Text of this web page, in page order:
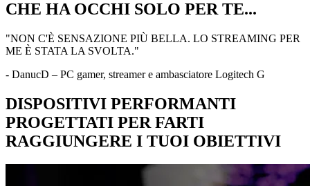
CHE HA OCCHI SOLO PER TE...
"NON C'È SENSAZIONE PIÙ BELLA. LO STREAMING PER
ME È STATA LA SVOLTA."
- DanucD – PC gamer, streamer e ambasciatore Logitech G
DISPOSITIVI PERFORMANTI
PROGETTATI PER FARTI
RAGGIUNGERE I TUOI OBIETTIVI